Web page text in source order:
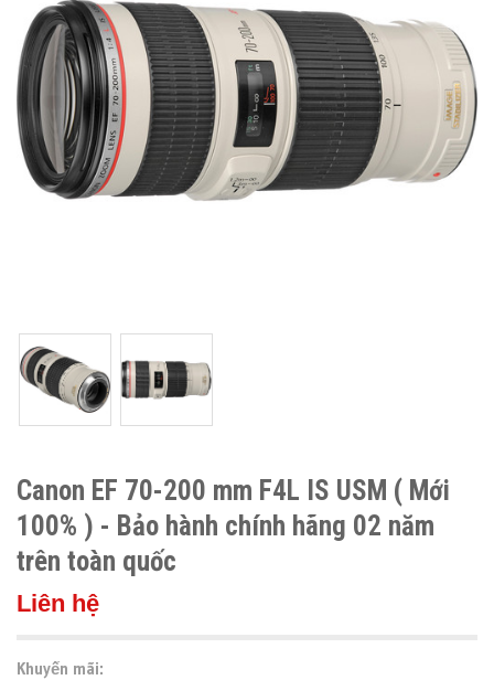
Canon EF 70-200 mm F4L IS USM ( Mới
100% ) - Bảo hành chính hãng 02 năm
trên toàn quốc
Liên hệ
Khuyến mãi: